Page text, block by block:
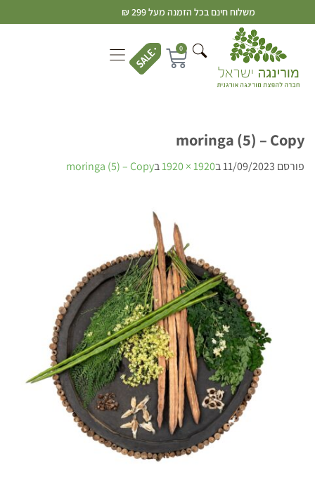
משלוח חינם בכל הזמנה מעל 299 ₪
0
moringa (5) – Copy
פורסם 11/09/2023ב1920 × 1920 בmoringa (5) – Copy